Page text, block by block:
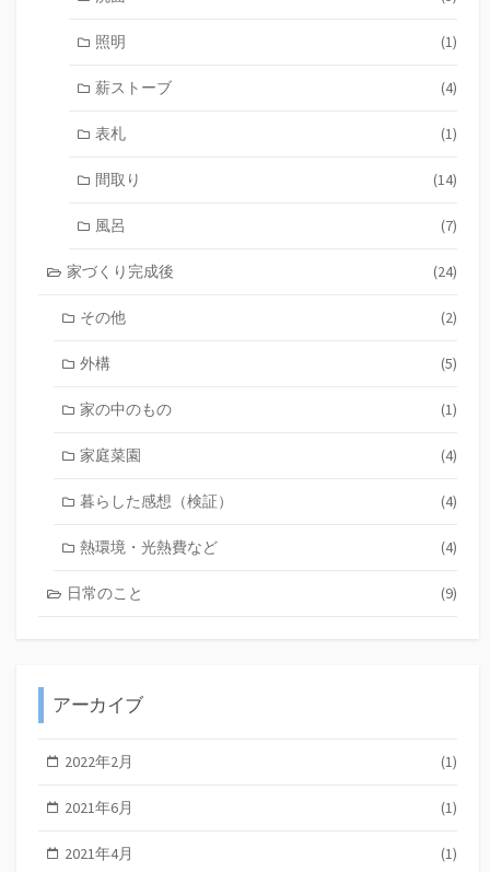
照明 (1)
薪ストーブ (4)
表札 (1)
間取り (14)
風呂 (7)
家づくり完成後 (24)
その他 (2)
外構 (5)
家の中のもの (1)
家庭菜園 (4)
暮らした感想（検証） (4)
熱環境・光熱費など (4)
日常のこと (9)
アーカイブ
2022年2月 (1)
2021年6月 (1)
2021年4月 (1)